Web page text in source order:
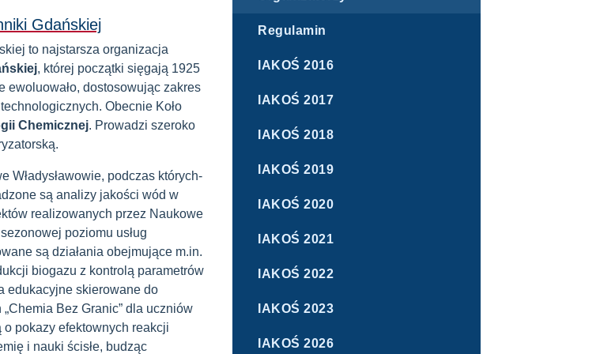
Regulamin
IAKOŚ 2016
IAKOŚ 2017
IAKOŚ 2018
IAKOŚ 2019
IAKOŚ 2020
IAKOŚ 2021
IAKOŚ 2022
IAKOŚ 2023
IAKOŚ 2026
Gdańskiej
to najstarsza organizacja
, której początki sięgają 1925
ewoluowało, dostosowując zakres
Obecnie Koło
Chemicznej. Prowadzi szeroko
Władysławowie, podczas których-
są analizy jakości wód w
realizowanych przez Naukowe
poziomu usług
są działania obejmujące m.in.
biogazu z kontrolą parametrów
edukacyjne skierowane do
Bez Granic” dla uczniów
o pokazy efektownych reakcji
i nauki ścisłe, budząc